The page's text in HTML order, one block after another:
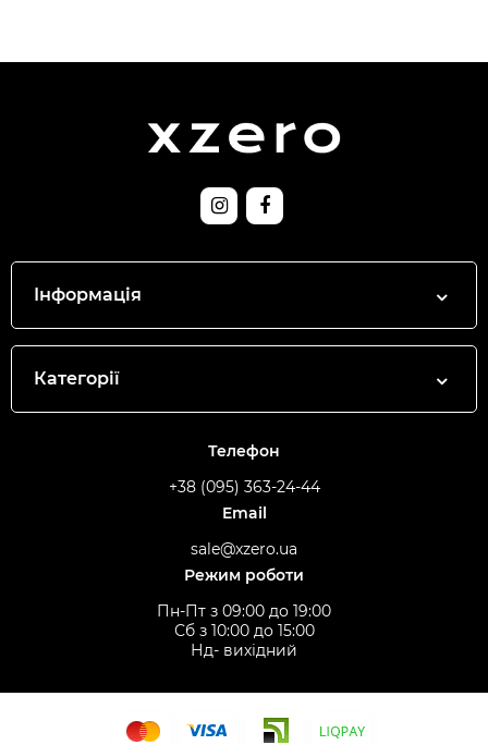
Інформація
Категорії
Телефон
+38 (095) 363-24-44
Email
sale@xzero.ua
Режим роботи
Пн-Пт з 09:00 до 19:00
Сб з 10:00 до 15:00
Нд- вихідний